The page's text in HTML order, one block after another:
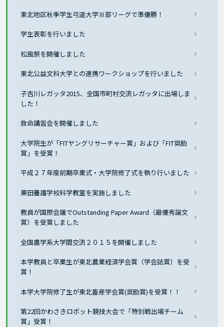
東北地区秋季学生弓道大学Ⅲ部リーグで準優勝！
学生表彰を行いました
松風祭を開催しました
東北公益文科大学との連携ワークショップを行いました
子吉川レガッタ2015、全国市町村交流レガッタに出場しま
した！
救命講習会を開催しました
大学院生が「FITヤングリサーチャー賞」および「FIT奨励
賞」を受賞！
平成２７年度前期卒業式・大学院修了式を執り行いました
栗田養護学校科学教室を実施しました
教員が国際会議でOutstanding Paper Award（最優秀論文
賞）を受賞しました
全国農学系大学間交流２０１５を開催しました
本学教員と卒業生が東北農業経済学会賞（学会誌賞）を受
賞！
本学大学院修了生が東北畜産学会賞(奨励賞)を受賞！！
第22回かわさきロボット競技大会で「特別戦出場チーム
賞」受賞！